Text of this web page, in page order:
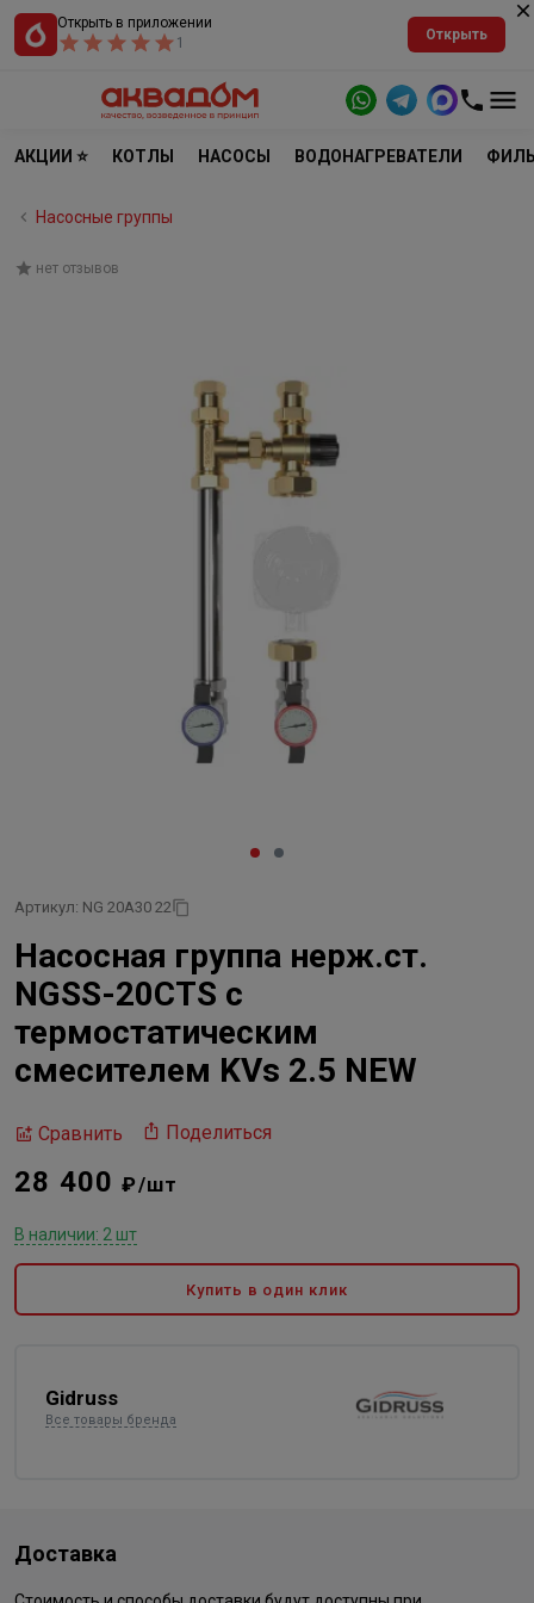
Открыть в приложении
1
Открыть
АКЦИИ ⭐ КОТЛЫ НАСОСЫ ВОДОНАГРЕВАТЕЛИ
Насосные группы
нет отзывов
Артикул: NG 20A30 22
Насосная группа нерж.ст.
NGSS-20CTS с
термостатическим
смесителем KVs 2.5 NEW
Сравнить Поделиться
28 400₽/шт
В наличии: 2 шт
Купить в один клик
Gidruss
Все товары бренда
Доставка